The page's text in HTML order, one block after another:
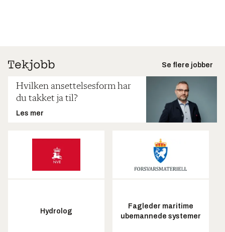
Se flere jobber
Hvilken ansettelsesform har
du takket ja til?
Les mer
Hydrolog
Fagleder maritime
ubemannede systemer